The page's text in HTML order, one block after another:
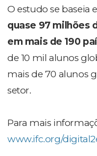
O estudo se baseia
quase 97 milhões
em mais de 190
de 10 mil alunos
mais de 70 alunos
setor.
Para mais
www.ifc.org/